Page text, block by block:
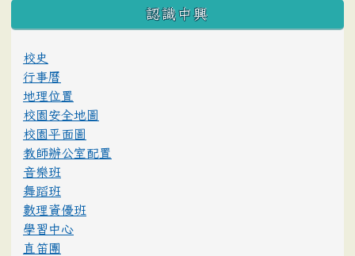
:::
認識中興
校史
行事曆
地理位置
校園安全地圖
校園平面圖
教師辦公室配置
音樂班
舞蹈班
數理資優班
學習中心
直笛團